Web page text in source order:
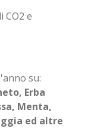
CO2 e
su:
Erba
Menta,
ed altre